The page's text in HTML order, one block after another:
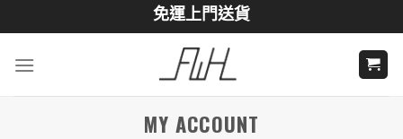
to
content
免運上門送貨
MY ACCOUNT